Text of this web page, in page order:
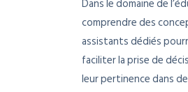
Dans le domaine de
comprendre des
assistants dédiés
faciliter la prise de
leur pertinence dans